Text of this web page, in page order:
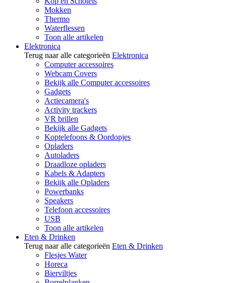
Mokken
Thermo
Waterflessen
Toon alle artikelen
Elektronica
Terug naar alle categorieën Elektronica
Computer accessoires
Webcam Covers
Bekijk alle Computer accessoires
Gadgets
Actiecamera's
Activity trackers
VR brillen
Bekijk alle Gadgets
Koptelefoons & Oordopjes
Opladers
Autoladers
Draadloze opladers
Kabels & Adapters
Bekijk alle Opladers
Powerbanks
Speakers
Telefoon accessoires
USB
Toon alle artikelen
Eten & Drinken
Terug naar alle categorieën Eten & Drinken
Flesjes Water
Horeca
Bierviltjes